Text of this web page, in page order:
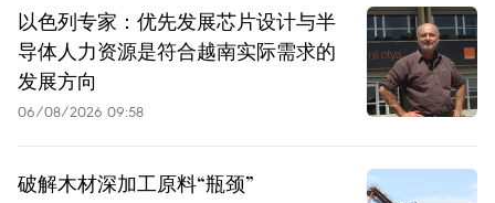
以色列专家：优先发展芯片设计与半
导体人力资源是符合越南实际需求的
发展方向
06/08/2026 09:58
破解木材深加工原料“瓶颈”